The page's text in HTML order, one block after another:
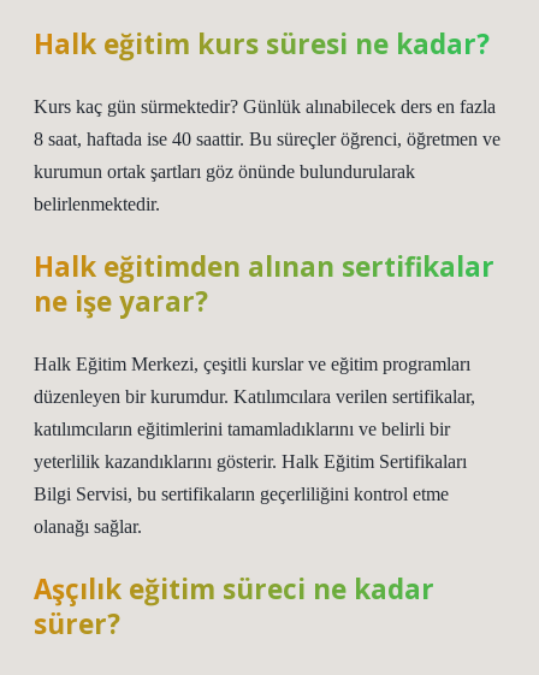
Halk eğitim kurs süresi ne kadar?
Kurs kaç gün sürmektedir? Günlük alınabilecek ders en fazla
8 saat, haftada ise 40 saattir. Bu süreçler öğrenci, öğretmen ve
kurumun ortak şartları göz önünde bulundurularak
belirlenmektedir.
Halk eğitimden alınan sertifikalar
ne işe yarar?
Halk Eğitim Merkezi, çeşitli kurslar ve eğitim programları
düzenleyen bir kurumdur. Katılımcılara verilen sertifikalar,
katılımcıların eğitimlerini tamamladıklarını ve belirli bir
yeterlilik kazandıklarını gösterir. Halk Eğitim Sertifikaları
Bilgi Servisi, bu sertifikaların geçerliliğini kontrol etme
olanağı sağlar.
Aşçılık eğitim süreci ne kadar
sürer?